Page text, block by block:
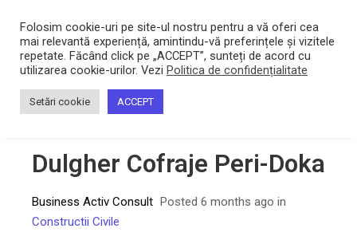
Bacltd
Locuri de munca
Dulgher Cofraje Peri-Doka
Business Activ Consult Posted 6 months ago in
Constructii Civile
Folosim cookie-uri pe site-ul nostru pentru a vă oferi cea
mai relevantă experiență, amintindu-vă preferințele și vizitele
repetate. Făcând click pe „ACCEPT”, sunteți de acord cu
utilizarea cookie-urilor. Vezi Politica de confidențialitate
Setări cookie ACCEPT